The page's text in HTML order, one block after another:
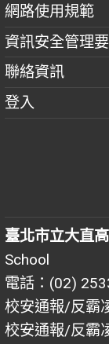
網路使用規範
資訊安全管理
聯絡資訊
登入
臺北市立大直
School
電話：(02)
校安通報/反霸
校安通報/反霸